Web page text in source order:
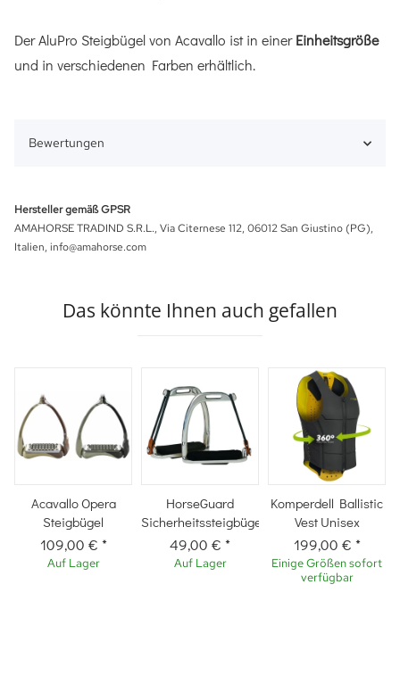
Der AluPro Steigbügel von Acavallo ist in einerEinheitsgröße
und in verschiedenen Farben erhältlich.
Bewertungen
Hersteller gemäß GPSR
AMAHORSE TRADIND S.R.L., Via Citernese 112, 06012 San Giustino (PG),
Italien, info@amahorse.com
Das könnte Ihnen auch gefallen
Acavallo Opera
Steigbügel
109,00 € *
Auf Lager
HorseGuard
Sicherheitssteigbügel
49,00 € *
Auf Lager
Komperdell Ballistic
Vest Unisex
199,00 € *
Einige Größen sofort
verfügbar